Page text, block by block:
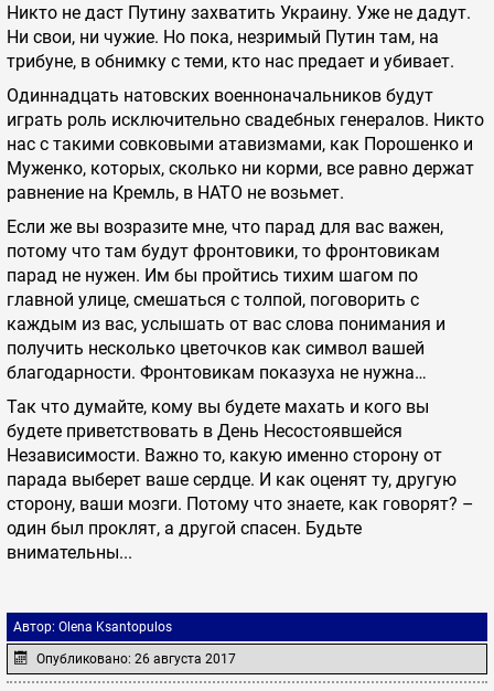
Никто не даст Путину захватить Украину. Уже не дадут.
Ни свои, ни чужие. Но пока, незримый Путин там, на
трибуне, в обнимку с теми, кто нас предает и убивает.
Одиннадцать натовских военноначальников будут
играть роль исключительно свадебных генералов. Никто
нас с такими совковыми атавизмами, как Порошенко и
Муженко, которых, сколько ни корми, все равно держат
равнение на Кремль, в НАТО не возьмет.
Если же вы возразите мне, что парад для вас важен,
потому что там будут фронтовики, то фронтовикам
парад не нужен. Им бы пройтись тихим шагом по
главной улице, смешаться с толпой, поговорить с
каждым из вас, услышать от вас слова понимания и
получить несколько цветочков как символ вашей
благодарности. Фронтовикам показуха не нужна…
Так что думайте, кому вы будете махать и кого вы
будете приветствовать в День Несостоявшейся
Независимости. Важно то, какую именно сторону от
парада выберет ваше сердце. И как оценят ту, другую
сторону, ваши мозги. Потому что знаете, как говорят? –
один был проклят, а другой спасен. Будьте
внимательны...
Автор: Olena Ksantopulos
Опубликовано: 26 августа 2017